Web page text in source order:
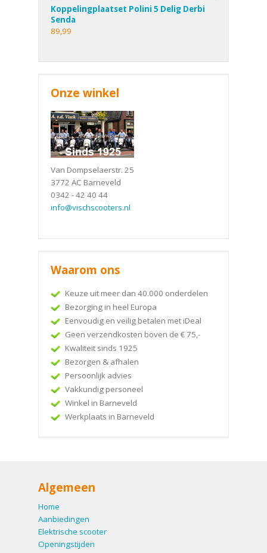
Koppelingplaatset Polini 5 Delig Derbi
Senda
89,99
Onze winkel
Van Dompselaerstr. 25
3772 AC Barneveld
0342 - 42 40 44
info@vischscooters.nl
Waarom ons
Keuze uit meer dan 40.000 onderdelen
Bezorging in heel Europa
Eenvoudig en veilig betalen met iDeal
Geen verzendkosten boven de € 75,-
Kwaliteit sinds 1925
Bezorgen & afhalen
Persoonlijk advies
Vakkundig personeel
Winkel in Barneveld
Werkplaats in Barneveld
Algemeen
Home
Aanbiedingen
Elektrische scooter
Openingstijden